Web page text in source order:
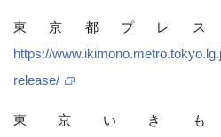
東京都プレス
https://
release/
東京いき